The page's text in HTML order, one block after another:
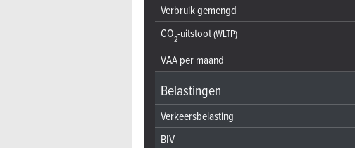
Verbruik gemengd
CO2-uitstoot(WLTP)
VAA per maand
Belastingen
Verkeersbelasting
BIV